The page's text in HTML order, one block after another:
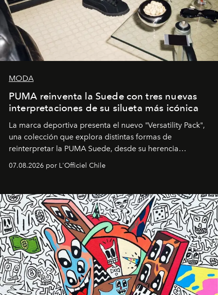
MODA
PUMA reinventa la Suede con tres nuevas
interpretaciones de su silueta más icónica
La marca deportiva presenta el nuevo "Versatility Pack",
una colección que explora distintas formas de
reinterpretar la PUMA Suede, desde su herencia
deportiva hasta una mirada moderna inspirada en el
diseño y el universo outdoor.
07.08.2026 por L'Officiel Chile